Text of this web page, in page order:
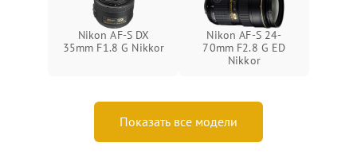
Nikon AF-S DX
35mm F1.8 G Nikkor
Nikon AF-S 24-
70mm F2.8 G ED
Nikkor
Показать все модели